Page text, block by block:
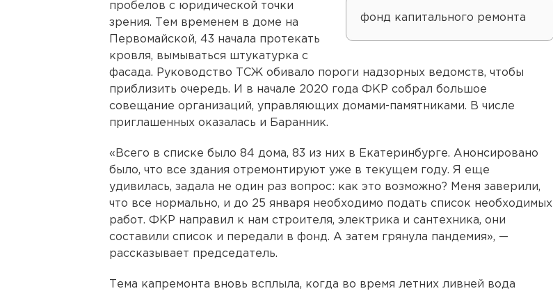
фонд капитального ремонта
пробелов с юридической точки
зрения. Тем временем в доме на
Первомайской, 43 начала протекать
кровля, вымываться штукатурка с
фасада. Руководство ТСЖ обивало пороги надзорных ведомств, чтобы
приблизить очередь. И в начале 2020 года ФКР собрал большое
совещание организаций, управляющих домами-памятниками. В числе
приглашенных оказалась и Баранник.
«Всего в списке было 84 дома, 83 из них в Екатеринбурге. Анонсировано
было, что все здания отремонтируют уже в текущем году. Я еще
удивилась, задала не один раз вопрос: как это возможно? Меня заверили,
что все нормально, и до 25 января необходимо подать список необходимых
работ. ФКР направил к нам строителя, электрика и сантехника, они
составили список и передали в фонд. А затем грянула пандемия», —
рассказывает председатель.
Тема капремонта вновь всплыла, когда во время летних ливней вода